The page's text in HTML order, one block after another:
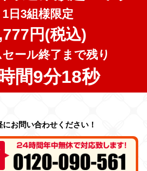
1日3組様限定
円(税込)
ール終了まで残り
間9分17秒